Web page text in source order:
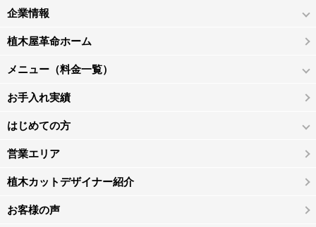
企業情報
植木屋革命ホーム
メニュー（料金一覧）
お手入れ実績
はじめての方
営業エリア
植木カットデザイナー紹介
お客様の声